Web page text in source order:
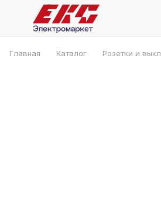
Главная Каталог Розетки и